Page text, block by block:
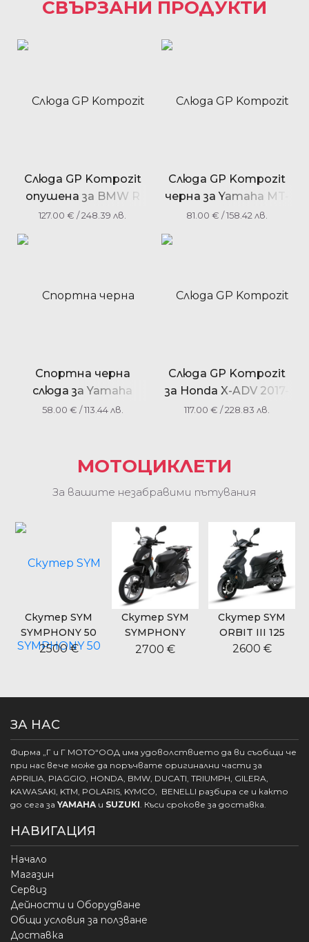
СВЪРЗАНИ ПРОДУКТИ
Слюда GP Kompozit
опушена за BMW R
1200 GS / R 1200 GS
127.00 € / 248.39 лв.
Слюда GP Kompozit
черна за Yamaha MT-
07 2021-2023
81.00 € / 158.42 лв.
Спортна черна
слюда за Yamaha
XMAX 250 / XMAX 300
58.00 € / 113.44 лв.
Слюда GP Kompozit
за Honda X-ADV 2017-
2020
117.00 € / 228.83 лв.
МОТОЦИКЛЕТИ
За вашите незабравими пътувания
Скутер SYM
SYMPHONY 50
2500 €
Скутер SYM
SYMPHONY
CARGO 125
2700 €
Скутер SYM
ORBIT III 125
2600 €
ЗА НАС
Фирма „Г и Г МОТО“ООД има удоволствието да ви съобщи че
при нас вече може да поръчвате оригинални части за
APRILIA, PIAGGIO, HONDA, BMW, DUCATI, TRIUMPH, GILERA,
KAWASAKI, KTM, POLARIS, KYMCO, BENELLI разбира се и както
до сега за YAMAHA и SUZUKI. Къси срокове за доставка.
НАВИГАЦИЯ
Начало
Магазин
Сервиз
Дейности и Оборудване
Общи условия за ползване
Доставка